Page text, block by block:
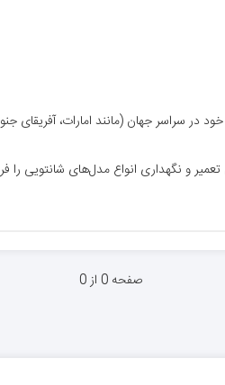
در سراسر جهان (مانند امارات، آفریقای
و نگهداری انواع مدل‌های شانتویی را
صفحه 0 از 0